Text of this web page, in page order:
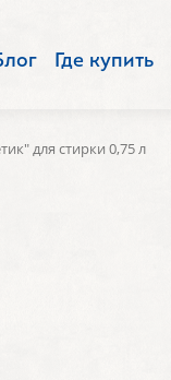
Где купить
для стирки 0,75 л